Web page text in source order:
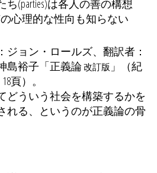
(parties)は各人の善の構想
心理的な性向も知らない
ジョン・ロールズ、翻訳者：
島裕子「正義論改訂版 」（紀
頁）。
どういう社会を構築するかを
れる、というのが正義論の骨